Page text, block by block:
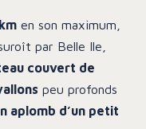
en son maximum,
par Belle Ile,
couvert de
peu profonds
aplomb d’un petit